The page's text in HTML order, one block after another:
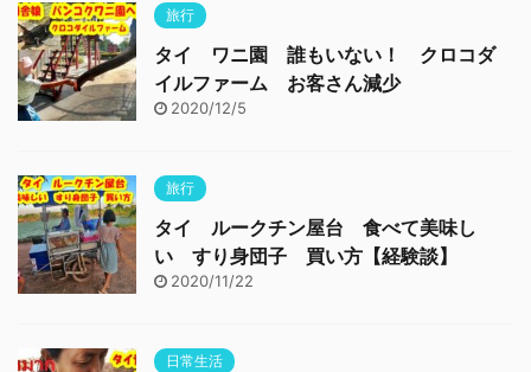
旅行
タイ ワニ園 誰もいない！ クロコダ
イルファーム お客さん減少
2020/12/5
旅行
タイ ルークチン屋台 食べて美味し
い すり身団子 買い方【経験談】
2020/11/22
日常生活